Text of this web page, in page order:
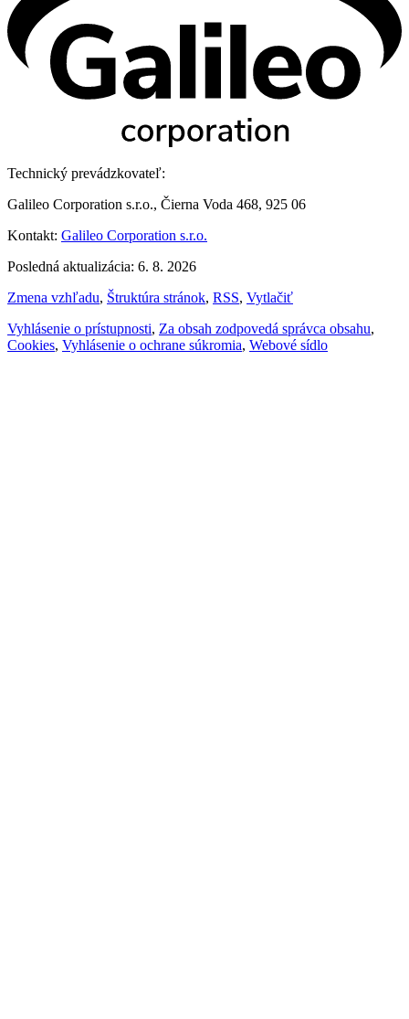
Technický prevádzkovateľ:
Galileo Corporation s.r.o., Čierna Voda 468, 925 06
Kontakt: Galileo Corporation s.r.o.
Posledná aktualizácia: 6. 8. 2026
Zmena vzhľadu, Štruktúra stránok, RSS, Vytlačiť
Vyhlásenie o prístupnosti, Za obsah zodpovedá správca obsahu,
Cookies, Vyhlásenie o ochrane súkromia, Webové sídlo